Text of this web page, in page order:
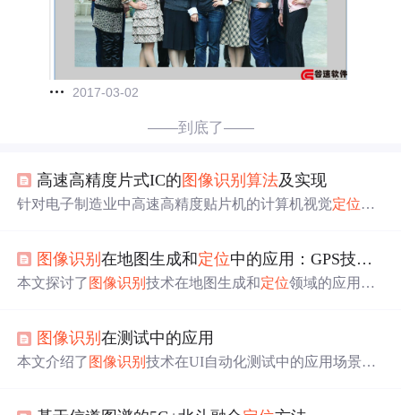
2017-03-02
——到底了——
高速高精度片式IC的图像识别算法及实现
针对电子制造业中高速高精度贴片机的计算机视觉定位与
、边界分割定位边界点、管脚测量等算法实现的重点与难
点。
图像识别在地图生成和定位中的应用：GPS技术和导航系统
本文探讨了 图像识别技术在地图生成和定位领域的应用，
隐私保护等问题。
图像识别在测试中的应用
本文介绍了 图像识别技术在UI自动化测试中的应用场景，